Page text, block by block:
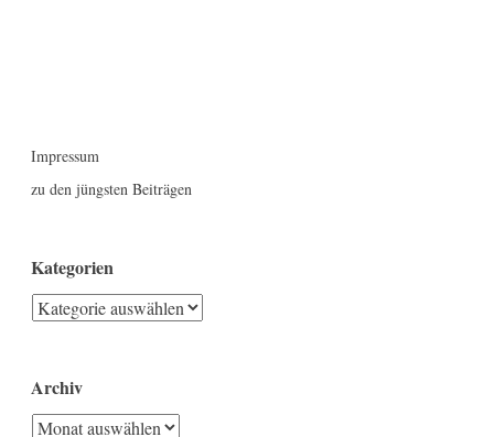
Impressum
zu den jüngsten Beiträgen
Kategorien
Kategorien
Archiv
Archiv